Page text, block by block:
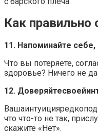
Как правильно
11. Напоминайте
Что вы потеряете,
здоровье? Ничего не
12. Доверяйтесвоей
что что-то не так,
скажите «Нет».